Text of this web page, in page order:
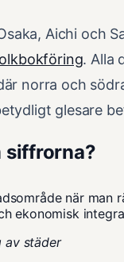
Aichi och
. Alla
norra och
glesare
siffrorna?
när man
ekonomisk
av städer